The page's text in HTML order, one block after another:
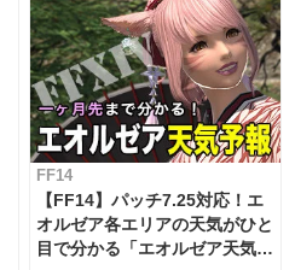
FF14
【FF14】パッチ7.25対応！エ
オルゼア各エリアの天気がひと
目で分かる「エオルゼア天気予